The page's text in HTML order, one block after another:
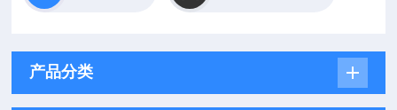
产品分类